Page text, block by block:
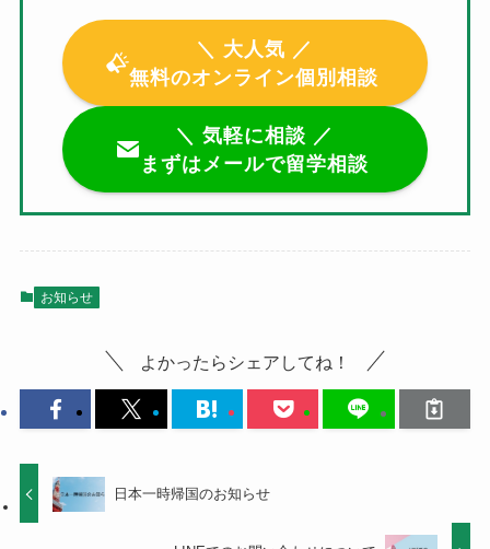
＼ 大人気 ／
無料のオンライン個別相談
＼ 気軽に相談 ／
まずはメールで留学相談
お知らせ
よかったらシェアしてね！
日本一時帰国のお知らせ